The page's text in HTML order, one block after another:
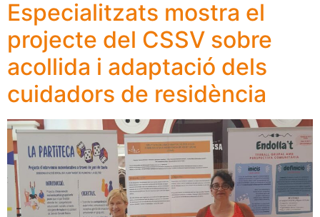
Especialitzats mostra el
projecte del CSSV sobre
acollida i adaptació dels
cuidadors de residència